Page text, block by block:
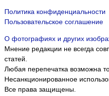
Политика конфиденциальности
Пользовательское соглашение
О фотографиях и других
Мнение редакции не всегда
статей.
Любая перепечатка возможна
Несанкционированное
Все права защищены.